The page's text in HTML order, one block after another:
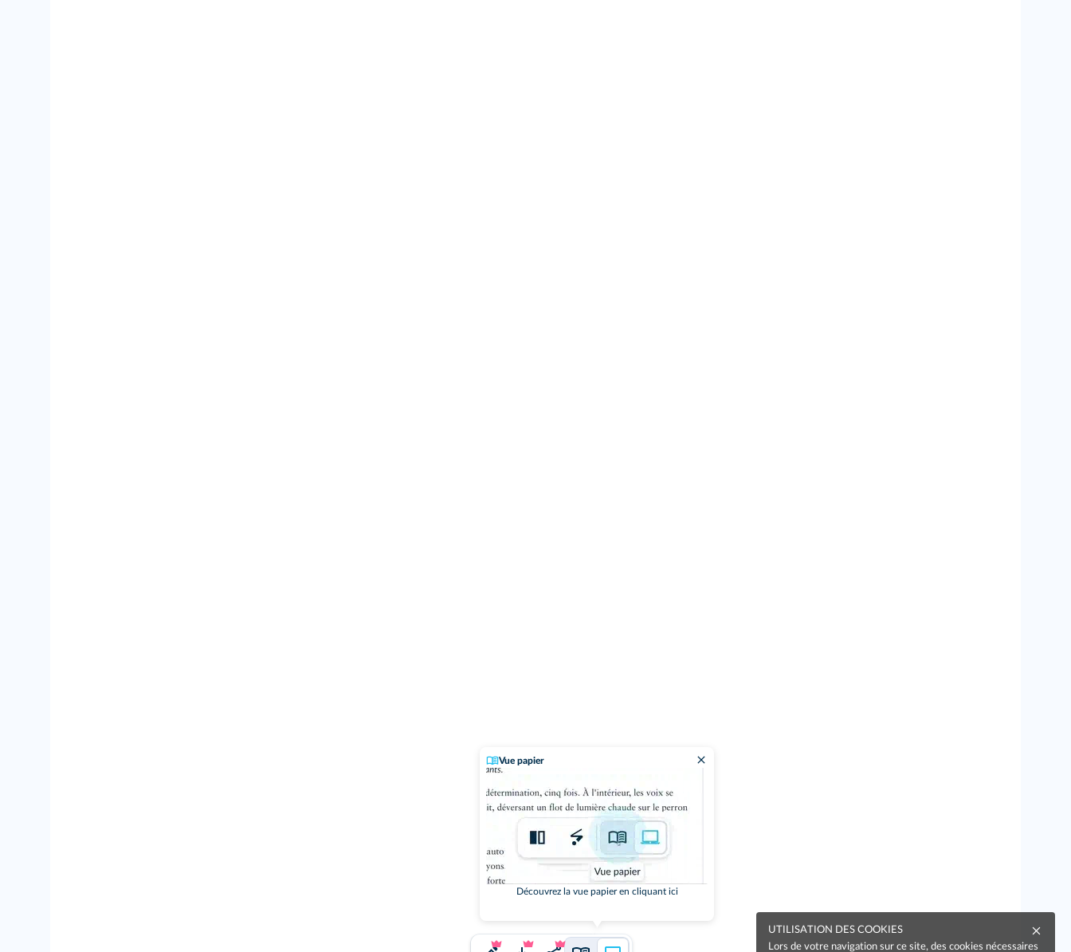
Vue papier
Découvrez la vue papier en cliquant ici
UTILISATION DES COOKIES
Lors de votre navigation sur ce site, des cookies nécessaires